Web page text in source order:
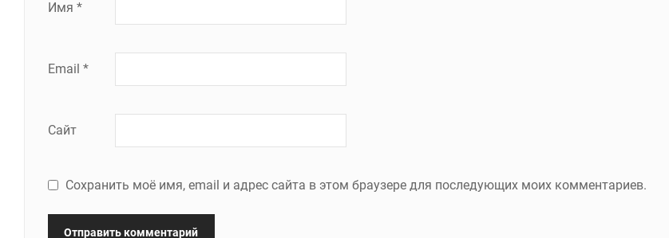
Имя *
Email *
Сайт
Сохранить моё имя, email и адрес сайта в этом браузере для последующих моих комментариев.